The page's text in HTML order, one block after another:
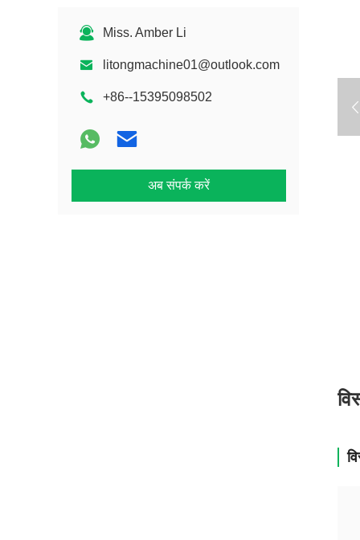
Miss. Amber Li
litongmachine01@outlook.com
+86--15395098502
अब संपर्क करें